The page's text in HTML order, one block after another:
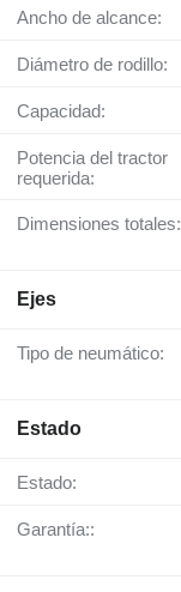
Ancho de alcance:
Diámetro de rodillo:
Capacidad:
Potencia del tractor
requerida:
Dimensiones totales:
Ejes
Tipo de neumático:
Estado
Estado:
Garantía::